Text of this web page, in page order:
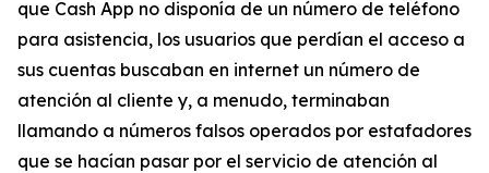
que Cash App no ​​disponía de un número de teléfono
para asistencia, los usuarios que perdían el acceso a
sus cuentas buscaban en internet un número de
atención al cliente y, a menudo, terminaban
llamando a números falsos operados por estafadores
que se hacían pasar por el servicio de atención al